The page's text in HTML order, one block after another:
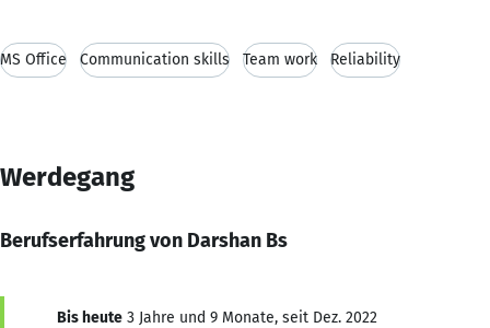
MS Office Communication skills Team work Reliability
Werdegang
Berufserfahrung von Darshan Bs
Bis heute 3 Jahre und 9 Monate, seit Dez. 2022